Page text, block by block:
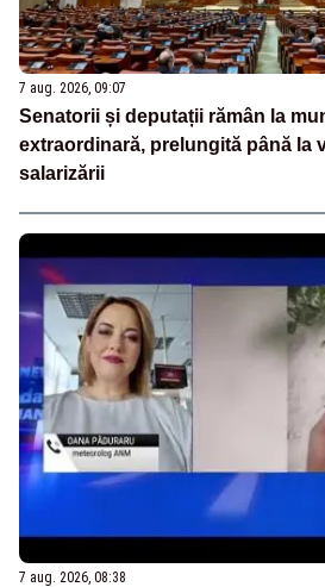
7 aug. 2026, 09:07
Senatorii și deputații rămân la
extraordinară, prelungită până la
salarizării
7 aug. 2026, 08:38